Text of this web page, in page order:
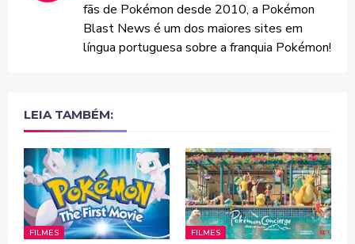
fãs de Pokémon desde 2010, a Pokémon
Blast News é um dos maiores sites em
língua portuguesa sobre a franquia Pokémon!
LEIA TAMBÉM:
FILMES FILMES